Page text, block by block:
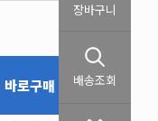
장바구니
배송조회
바로구매